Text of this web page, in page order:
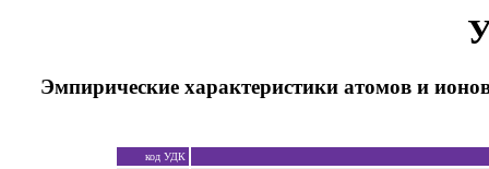
Эмпирические характеристики атомов и
код УДК